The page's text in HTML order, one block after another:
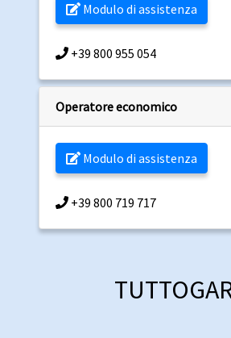
Modulo di assistenza
+39 800 955 054
Operatore economico
Modulo di assistenza
+39 800 719 717